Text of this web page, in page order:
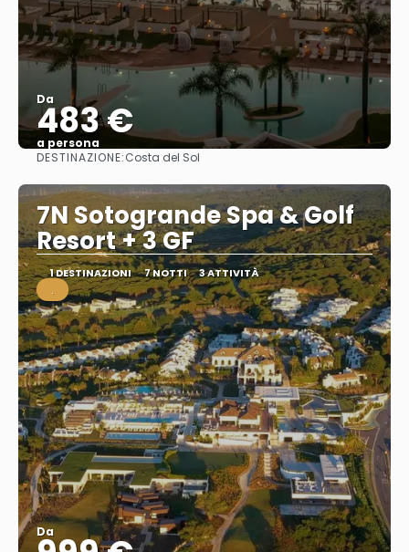
Da
483 €
a persona
Vedere
DESTINAZIONE:Costa del Sol
7N Sotogrande Spa & Golf
Resort + 3 GF
1 DESTINAZIONI 7 NOTTI 3 ATTIVITÀ
.
Da